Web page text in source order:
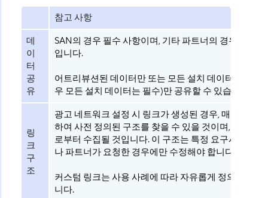
참고 사항
데
이
터
공
유
SAN의 경우 필수 사항이며, 기타 파트너의 경우 선택
입니다.
어트리뷰션된 데이터만 또는 모든 설치 데이터(SAN의
우 모든 설치 데이터는 필수)만 공유할 수 있습니다.
링
크
구
조
광고 네트워크 설정 시 링크가 생성된 경우, 매크로를
하여 사전 정의된 구조를 찾을 수 있을 것이며, 이는 파
로부터 수집될 것입니다. 이 구조는 특정 요구사항이
나 파트너가 요청한 경우에만 수정해야 합니다.
커스텀 링크는 사용 사례에 따라 자유롭게 정의할 수
니다.